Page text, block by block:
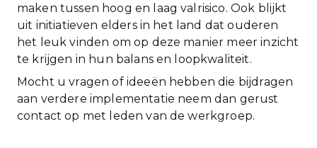
maken tussen hoog en laag valrisico. Ook blijkt
uit initiatieven elders in het land dat ouderen
het leuk vinden om op deze manier meer inzicht
te krijgen in hun balans en loopkwaliteit.
Mocht u vragen of ideeën hebben die bijdragen
aan verdere implementatie neem dan gerust
contact op met leden van de werkgroep.